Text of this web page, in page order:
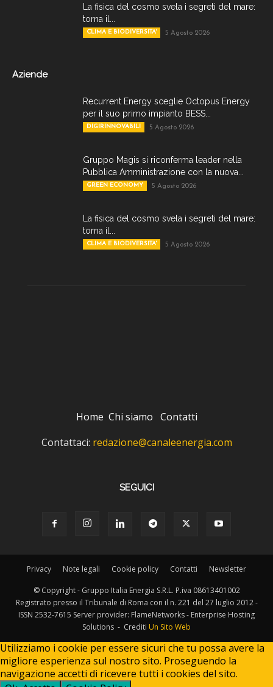
La fisica del cosmo svela i segreti del mare:
torna il...
CLIMA E BIODIVERSITA' 5 Agosto 2026
Aziende
Recurrent Energy sceglie Octopus Energy
per il suo primo impianto BESS...
DIGIRINNOVABILI 5 Agosto 2026
Gruppo Magis si riconferma leader nella
Pubblica Amministrazione con la nuova...
GREEN ECONOMY 5 Agosto 2026
La fisica del cosmo svela i segreti del mare:
torna il...
CLIMA E BIODIVERSITA' 5 Agosto 2026
Home Chi siamo Contatti
Contattaci: redazione@canaleenergia.com
SEGUICI
Privacy Note legali Cookie policy Contatti Newsletter
© Copyright - Gruppo Italia Energia S.R.L. P.iva 08613401002
Registrato presso il Tribunale di Roma con il n. 221 del 27 luglio 2012 -
ISSN 2532-7615 Server provider: FlameNetworks - Enterprise Hosting
Solutions - Crediti Un Sito Web
Utilizziamo i cookie per essere sicuri che tu possa avere la
migliore esperienza sul nostro sito. Proseguendo la
navigazione accetti di ricevere tutti i cookies del sito.